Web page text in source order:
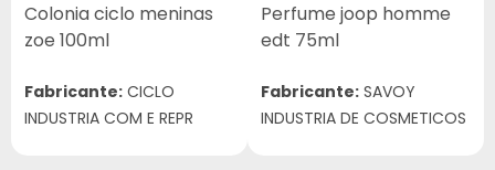
Colonia ciclo meninas
zoe 100ml
Fabricante: CICLO
INDUSTRIA COM E REPR
Perfume joop homme
edt 75ml
Fabricante: SAVOY
INDUSTRIA DE COSMETICOS